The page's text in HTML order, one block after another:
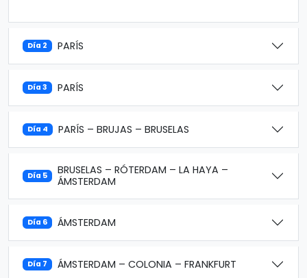
Día 2 PARÍS
Día 3 PARÍS
Día 4 PARÍS – BRUJAS – BRUSELAS
Día 5
BRUSELAS – RÓTERDAM – LA HAYA –
ÁMSTERDAM
Día 6 ÁMSTERDAM
Día 7 ÁMSTERDAM – COLONIA – FRANKFURT